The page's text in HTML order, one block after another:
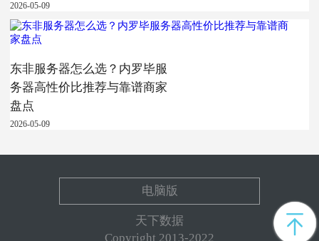
2026-05-09
东非服务器怎么选？内罗毕服
务器高性价比推荐与靠谱商家
盘点
2026-05-09
电脑版
天下数据
Copyright 2013-2022